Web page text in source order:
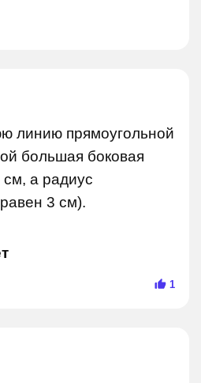
линию прямоугольной
большая боковая
а радиус
3 см).
1